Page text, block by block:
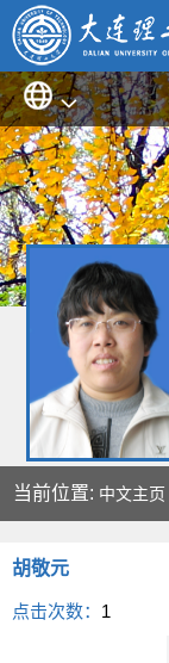
当前位置: 中文主页
胡敬元
点击次数： 1